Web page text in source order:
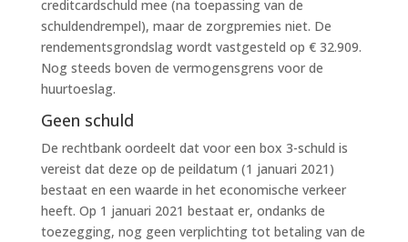
creditcardschuld mee (na toepassing van de
schuldendrempel), maar de zorgpremies niet. De
rendementsgrondslag wordt vastgesteld op € 32.909.
Nog steeds boven de vermogensgrens voor de
huurtoeslag.
Geen schuld
De rechtbank oordeelt dat voor een box 3-schuld is
vereist dat deze op de peildatum (1 januari 2021)
bestaat en een waarde in het economische verkeer
heeft. Op 1 januari 2021 bestaat er, ondanks de
toezegging, nog geen verplichting tot betaling van de